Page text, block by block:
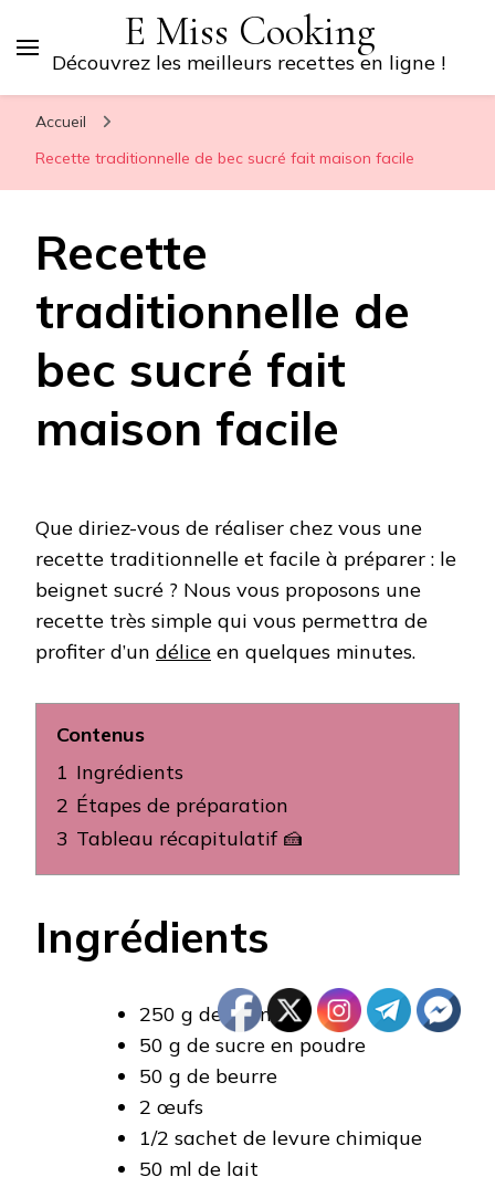
E Miss Cooking
Découvrez les meilleurs recettes en ligne !
Accueil
Recette traditionnelle de bec sucré fait maison facile
Recette
traditionnelle de
bec sucré fait
maison facile
Que diriez-vous de réaliser chez vous une
recette traditionnelle et facile à préparer : le
beignet sucré ? Nous vous proposons une
recette très simple qui vous permettra de
profiter d’un délice en quelques minutes.
Contenus
1 Ingrédients
2 Étapes de préparation
3 Tableau récapitulatif 🍰
Ingrédients
250 g de farine
50 g de sucre en poudre
50 g de beurre
2 œufs
1/2 sachet de levure chimique
50 ml de lait